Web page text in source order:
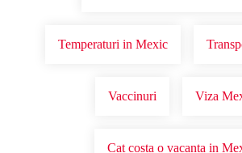
Temperaturi in Mexic
Vaccinuri Viza
Cat costa o vacanta in